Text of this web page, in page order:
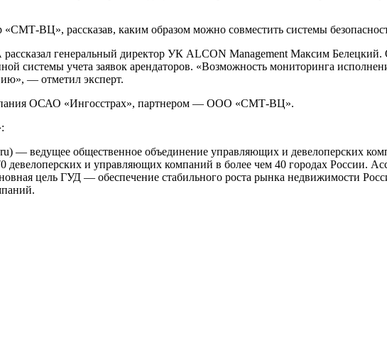
ВЦ», рассказав, каким образом можно совместить системы
рассказал генеральный директор УК ALCON Management Максим
системы учета заявок арендаторов. «Возможность мониторинга
— отметил эксперт.
ОСАО «Ингосстрах», партнером — ООО «СМТ-ВЦ».
— ведущее общественное объединение управляющих и девелоперских
девелоперских и управляющих компаний в более чем 40 городах России.
цель ГУД — обеспечение стабильного роста рынка недвижимости